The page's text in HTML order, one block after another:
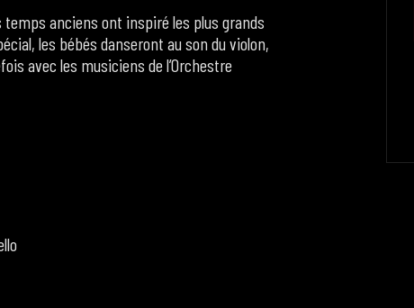
temps anciens ont inspiré les plus grands
les bébés danseront au son du violon,
avec les musiciens de l’Orchestre